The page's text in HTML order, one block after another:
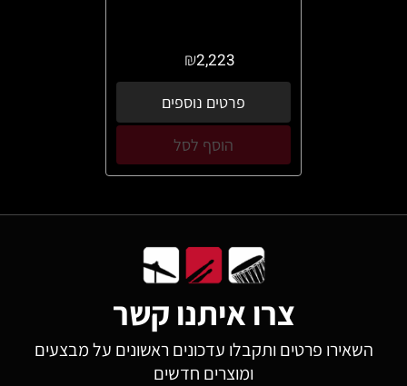
₪2,223
פרטים נוספים
הוסף לסל
צרו איתנו קשר
השאירו פרטים ותקבלו עדכונים ראשונים על מבצעים
ומוצרים חדשים